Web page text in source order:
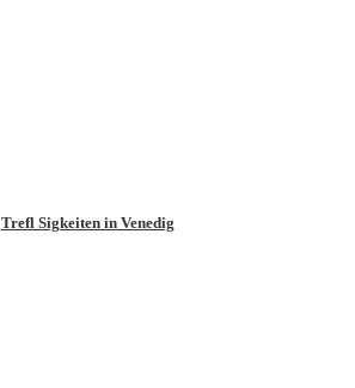
Trefl Sigkeiten in Venedig